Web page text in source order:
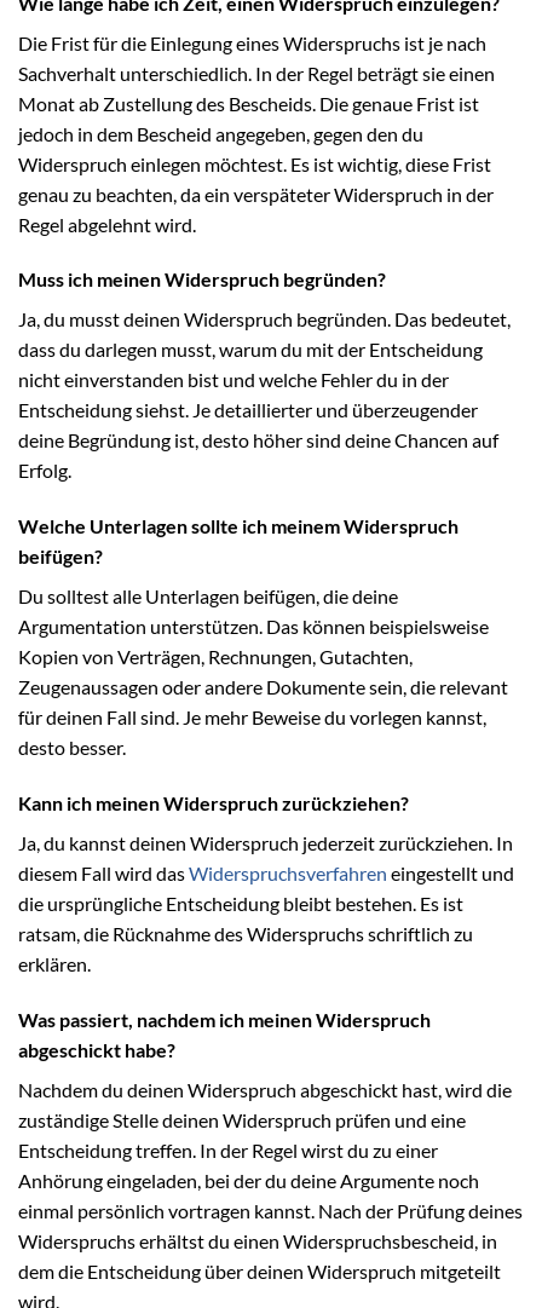
Die Frist für die Einlegung eines Widerspruchs ist je nach
Sachverhalt unterschiedlich. In der Regel beträgt sie einen
Monat ab Zustellung des Bescheids. Die genaue Frist ist
jedoch in dem Bescheid angegeben, gegen den du
Widerspruch einlegen möchtest. Es ist wichtig, diese Frist
genau zu beachten, da ein verspäteter Widerspruch in der
Regel abgelehnt wird.
Muss ich meinen Widerspruch begründen?
Ja, du musst deinen Widerspruch begründen. Das bedeutet,
dass du darlegen musst, warum du mit der Entscheidung
nicht einverstanden bist und welche Fehler du in der
Entscheidung siehst. Je detaillierter und überzeugender
deine Begründung ist, desto höher sind deine Chancen auf
Erfolg.
Welche Unterlagen sollte ich meinem Widerspruch
beifügen?
Du solltest alle Unterlagen beifügen, die deine
Argumentation unterstützen. Das können beispielsweise
Kopien von Verträgen, Rechnungen, Gutachten,
Zeugenaussagen oder andere Dokumente sein, die relevant
für deinen Fall sind. Je mehr Beweise du vorlegen kannst,
desto besser.
Kann ich meinen Widerspruch zurückziehen?
Ja, du kannst deinen Widerspruch jederzeit zurückziehen. In
diesem Fall wird dasWiderspruchsverfahren eingestellt und
die ursprüngliche Entscheidung bleibt bestehen. Es ist
ratsam, die Rücknahme des Widerspruchs schriftlich zu
erklären.
Was passiert, nachdem ich meinen Widerspruch
abgeschickt habe?
Nachdem du deinen Widerspruch abgeschickt hast, wird die
zuständige Stelle deinen Widerspruch prüfen und eine
Entscheidung treffen. In der Regel wirst du zu einer
Anhörung eingeladen, bei der du deine Argumente noch
einmal persönlich vortragen kannst. Nach der Prüfung deines
Widerspruchs erhältst du einen Widerspruchsbescheid, in
dem die Entscheidung über deinen Widerspruch mitgeteilt
wird.